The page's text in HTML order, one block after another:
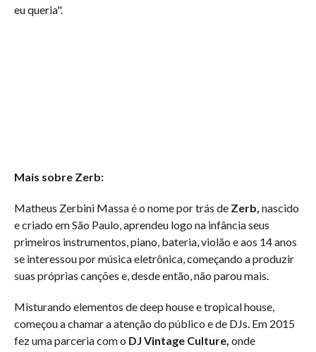
eu queria".
Mais sobre Zerb:
Matheus Zerbini Massa é o nome por trás de Zerb, nascido
e criado em São Paulo, aprendeu logo na infância seus
primeiros instrumentos, piano, bateria, violão e aos 14 anos
se interessou por música eletrônica, começando a produzir
suas próprias canções e, desde então, não parou mais.
Misturando elementos de deep house e tropical house,
começou a chamar a atenção do público e de DJs. Em 2015
fez uma parceria com o DJ Vintage Culture, onde